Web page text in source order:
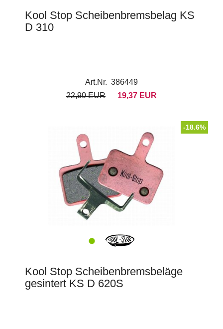
Kool Stop Scheibenbremsbelag KS
D 310
Art.Nr. 386449
22,90 EUR
19,37 EUR
-18.6%
Kool Stop Scheibenbremsbeläge
gesintert KS D 620S